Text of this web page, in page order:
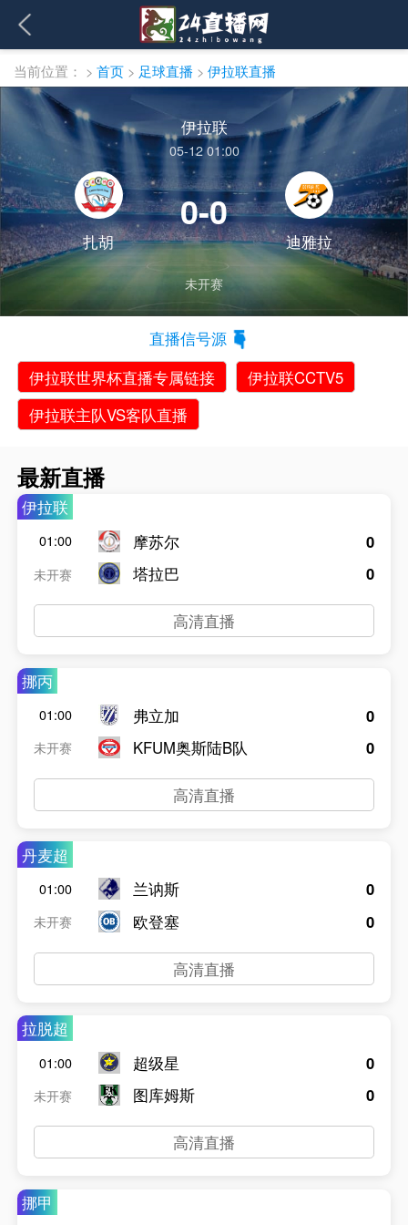
当前位置： > 首页 > 足球直播 > 伊拉联直播
伊拉联
05-12 01:00
扎胡
0-0
迪雅拉
未开赛
直播信号源
伊拉联世界杯直播专属链接
伊拉联CCTV5
伊拉联主队VS客队直播
最新直播
伊拉联
01:00
未开赛
摩苏尔
塔拉巴
0
0
高清直播
挪丙
01:00
未开赛
弗立加
KFUM奥斯陆B队
0
0
高清直播
丹麦超
01:00
未开赛
兰讷斯
欧登塞
0
0
高清直播
拉脱超
01:00
未开赛
超级星
图库姆斯
0
0
高清直播
挪甲